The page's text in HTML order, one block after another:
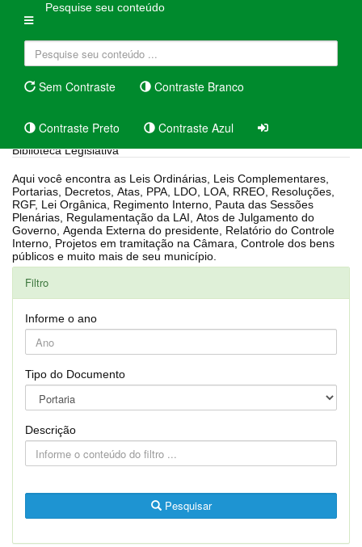
Pesquise seu conteúdo
Sem Contraste Contraste Branco
Contraste Preto Contraste Azul
Biblioteca Legislativa
Aqui você encontra as Leis Ordinárias, Leis Complementares,
Portarias, Decretos, Atas, PPA, LDO, LOA, RREO, Resoluções,
RGF, Lei Orgânica, Regimento Interno, Pauta das Sessões
Plenárias, Regulamentação da LAI, Atos de Julgamento do
Governo, Agenda Externa do presidente, Relatório do Controle
Interno, Projetos em tramitação na Câmara, Controle dos bens
públicos e muito mais de seu município.
Filtro
Informe o ano
Tipo do Documento
Descrição
Pesquisar